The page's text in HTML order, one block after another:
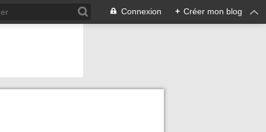
Connexion + Créer mon blog